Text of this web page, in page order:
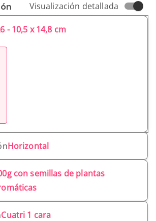
Visualización detallada
- 10,5 x 14,8 cm
Horizontal
con semillas de plantas
Cuatri 1 cara